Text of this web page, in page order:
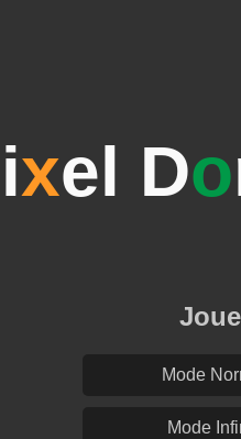
ixel Do
Mode
Mode